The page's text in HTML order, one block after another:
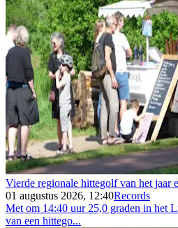
Vierde regionale hittegolf van het jaar
01 augustus 2026, 12:40Records
Met om 14:40 uur 25,0 graden in het
van een hittego...